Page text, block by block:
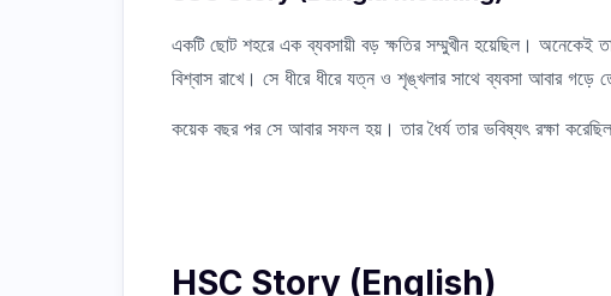
একটি ছোট শহরে এক ব্যবসায়ী বড় ক্ষতির সম্মুখীন হয়েছিল। অনেকেই
বিশ্বাস রাখে। সে ধীরে ধীরে যত্ন ও শৃঙ্খলার সাথে ব্যবসা আবার গড়ে
কয়েক বছর পর সে আবার সফল হয়। তার ধৈর্য তার ভবিষ্যৎ রক্ষা
HSC Story (English)